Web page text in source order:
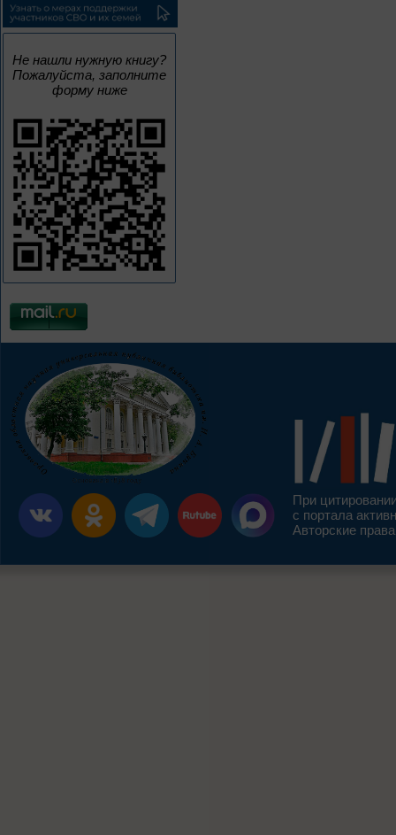
Не нашли нужную книгу?
Пожалуйста, заполните
форму ниже
При
с портала
Авторские